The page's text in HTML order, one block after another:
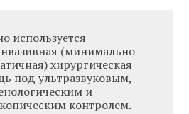
используется
(минимально
хирургическая
под ультразвуковым,
и
контролем.